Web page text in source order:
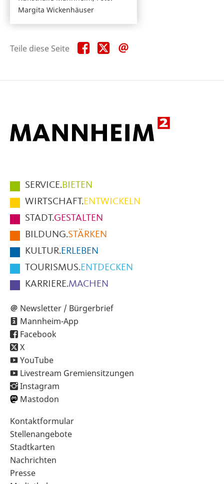
Margita Wickenhäuser
Teile diese Seite Teile
diese
Teile
diese
Hauptmenüpunkte
im
Fußbereich
der
Seite
SERVICE.BIETEN
WIRTSCHAFT.ENTWICKELN
STADT.GESTALTEN
BILDUNG.STÄRKEN
KULTUR.ERLEBEN
TOURISMUS.ENTDECKEN
KARRIERE.MACHEN
Newsletter / Bürgerbrief
Mannheim-App
Facebook
X
YouTube
Livestream Gremiensitzungen
Instagram
Mastodon
Sekundärnavigation
im
Fußbereich
Kontaktformular
Stellenangebote
Stadtkarten
Nachrichten
Presse